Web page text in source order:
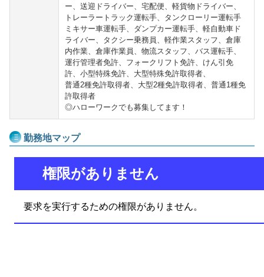
ー、送迎ドライバー、宅配便、軽貨物ドライバー、
トレーラートラック運転手、タンクローリー運転手
ミキサー車運転手、ダンプカー運転手、軽自動車ド
ライバー、タクシー乗務員、軽作業スタッフ、倉庫
内作業、倉庫作業員、物流スタッフ、バス運転手、
運行管理者免許、フォークリフト免許、けん引免
許、小型特殊免許、大型特殊免許取得者、
普通2種免許取得者、大型2種免許取得者、普通1種免
許取得者
◎ハローワークでも募集してます！
勤務地マップ